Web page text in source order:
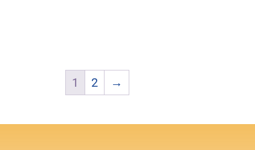
1 2 →